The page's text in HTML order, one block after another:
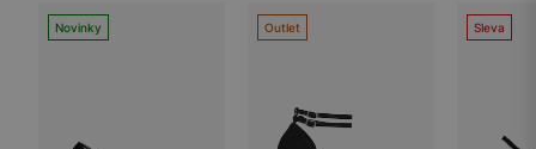
Novinky Outlet Sleva